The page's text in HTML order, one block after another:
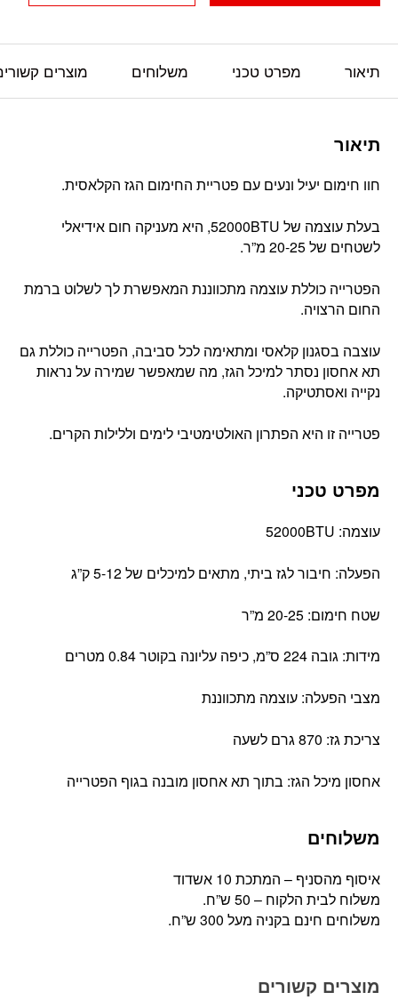
תיאור מפרט טכני משלוחים מוצרים
תיאור
חוו חימום יעיל ונעים עם פטריית החימום הגז הקלאסית.
בעלת עוצמה של 52000BTU, היא מעניקה חום אידיאלי
לשטחים של 20-25 מ”ר.
הפטרייה כוללת עוצמה מתכווננת המאפשרת לך לשלוט ברמת
החום הרצויה.
עוצבה בסגנון קלאסי ומתאימה לכל סביבה, הפטרייה כוללת גם
תא אחסון נסתר למיכל הגז, מה שמאפשר שמירה על נראות
נקייה ואסתטיקה.
פטרייה זו היא הפתרון האולטימטיבי לימים וללילות הקרים.
מפרט טכני
עוצמה: 52000BTU
הפעלה: חיבור לגז ביתי, מתאים למיכלים של 5-12 ק”ג
שטח חימום: 20-25 מ”ר
מידות: גובה 224 ס”מ, כיפה עליונה בקוטר 0.84 מטרים
מצבי הפעלה: עוצמה מתכווננת
צריכת גז: 870 גרם לשעה
אחסון מיכל הגז: בתוך תא אחסון מובנה בגוף הפטרייה
משלוחים
איסוף מהסניף – המתכת 10 אשדוד
משלוח לבית הלקוח – 50 ש”ח.
משלוחים חינם בקניה מעל 300 ש”ח.
מוצרים קשורים